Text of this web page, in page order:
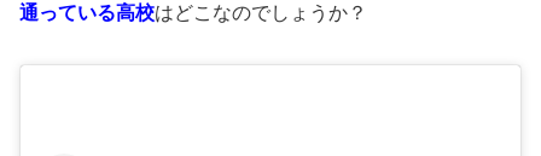
通っている高校はどこなのでしょうか？